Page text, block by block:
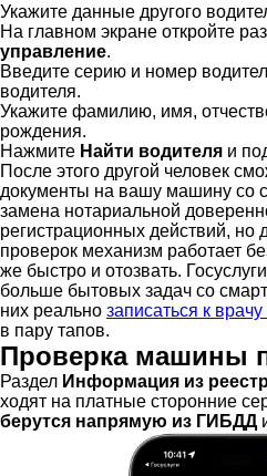
Укажите данные другого
На главном экране откройте
управление.
Введите серию и номер
водителя.
Укажите фамилию, имя,
рождения.
Нажмите Найти водителя и
После этого другой человек
документы на вашу машину со
замена нотариальной
регистрационных действий,
проверок механизм работает
же быстро и отозвать.
больше бытовых задач со
них реально записаться к
в пару тапов.
Проверка машины
Раздел Информация из
ходят на платные сторонние
берутся напрямую из ГИБДД